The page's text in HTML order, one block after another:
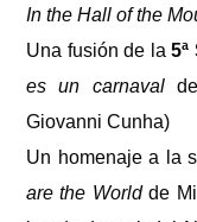
In the Hall of the
Una fusión de la5ª
es un carnavalde
Giovanni Cunha)
Un homenaje a la
are the Worldde